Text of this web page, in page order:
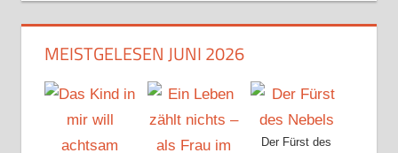
MEISTGELESEN JUNI 2026
Der Fürst des